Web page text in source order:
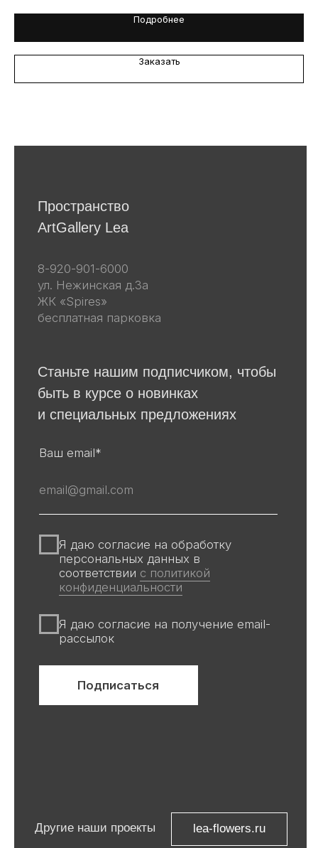
Подробнее
Заказать
Весь каталог
Скульптуры
Винтаж
Графика
данных
Все авторские права защищены ©
Информация на сайте и других
источниках Галереи, носит
информационный характер,
Компания Meta, которой принадлежат
События
Производство
О галерее
Доставка и оплата
Другие наши проекты
Я даю согласие на обработку
соответствиис политикой
конфиденциальности
Я даю согласие на получение email-